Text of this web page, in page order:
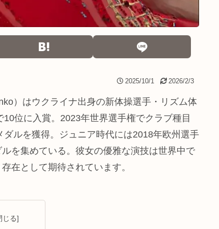
2025/10/1 2026/2/3
）はウクライナ出身の新体操選手・リズム体
位に入賞。2023年世界選手権でクラブ種目
ルを獲得。ジュニア時代には2018年欧州選手
を集めている。彼女の優雅な演技は世界中で
在として期待されています。